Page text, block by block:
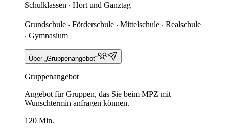
Schulklassen ‧ Hort und Ganztag
Grundschule ‧ Förderschule ‧ Mittelschule ‧ Realschule
‧ Gymnasium
Über „Gruppenangebot“
Gruppenangebot
Angebot für Gruppen, das Sie beim MPZ mit
Wunschtermin anfragen können.
120 Min.